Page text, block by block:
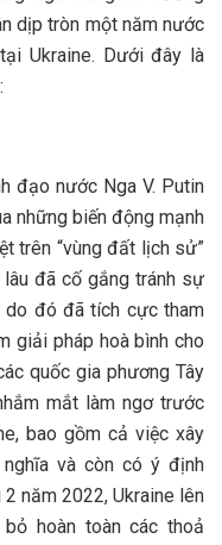
dịp tròn một năm nước
Ukraine. Dưới đây là
đạo nước Nga V. Putin
những biến động mạnh
trên “vùng đất lịch sử”
đã cố gắng tránh sự
do đó đã tích cực tham
giải pháp hoà bình cho
quốc gia phương Tây
mắt làm ngơ trước
bao gồm cả việc xây
và còn có ý định
2 năm 2022, Ukraine lên
hoàn toàn các thoả